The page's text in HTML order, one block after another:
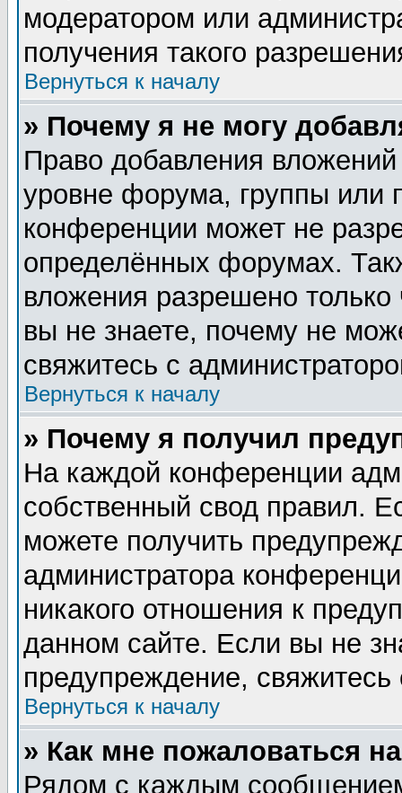
модератором или
получения такого
Вернуться к началу
» Почему я не могу
Право добавления
уровне форума, группы или
конференции может не
определённых форумах.
вложения разрешено
вы не знаете, почему не
свяжитесь с
Вернуться к началу
» Почему я получил
На каждой конференции
собственный свод правил.
можете получить
администратора
никакого отношения к
данном сайте. Если вы не
предупреждение,
Вернуться к началу
» Как мне пожаловаться
Рядом с каждым